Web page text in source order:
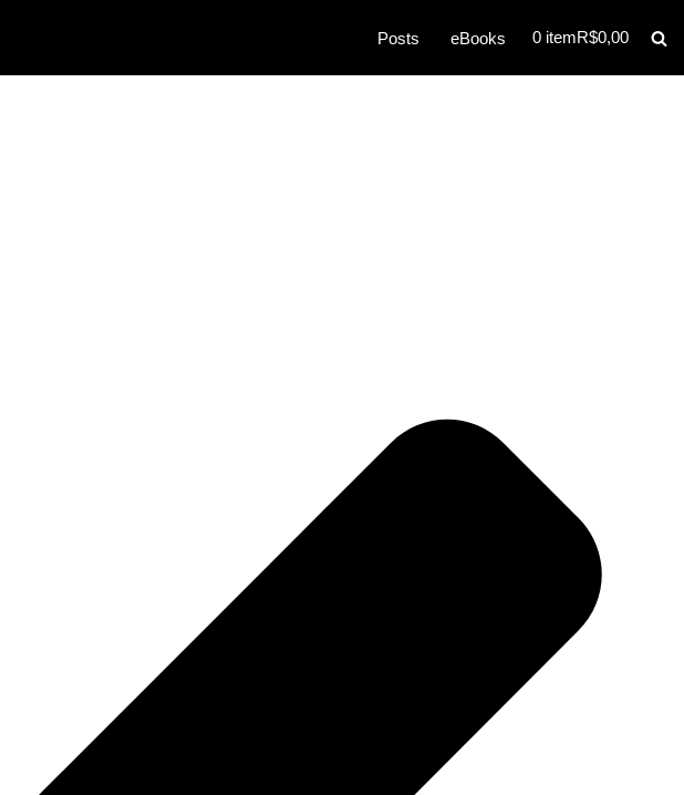
Posts eBooks 0 itemR$0,00